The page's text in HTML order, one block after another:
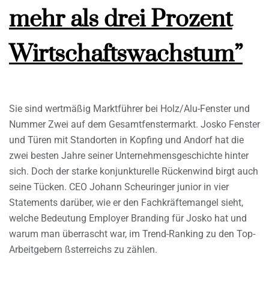
mehr als drei Prozent
Wirtschaftswachstum”
Sie sind wertmäßig Marktführer bei Holz/Alu-Fenster und
Nummer Zwei auf dem Gesamtfenstermarkt. Josko Fenster
und Türen mit Standorten in Kopfing und Andorf hat die
zwei besten Jahre seiner Unternehmensgeschichte hinter
sich. Doch der starke konjunkturelle Rückenwind birgt auch
seine Tücken. CEO Johann Scheuringer junior in vier
Statements darüber, wie er den Fachkräftemangel sieht,
welche Bedeutung Employer Branding für Josko hat und
warum man überrascht war, im Trend-Ranking zu den Top-
Arbeitgebern ßsterreichs zu zählen.